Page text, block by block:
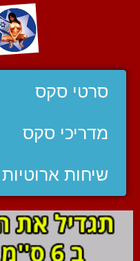
סרטי סקס
מדריכי סקס
שיחות ארוטיות